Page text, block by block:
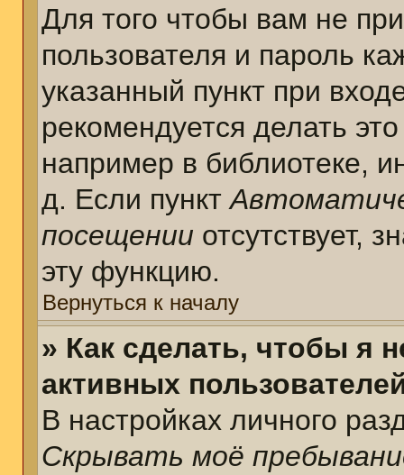
Для того чтобы вам не
пользователя и пароль
указанный пункт при
рекомендуется делать
например в библиотеке,
д. Если пункт
посещении отсутствует,
эту функцию.
Вернуться к началу
» Как сделать, чтобы я
активных
В настройках личного
Скрывать моё